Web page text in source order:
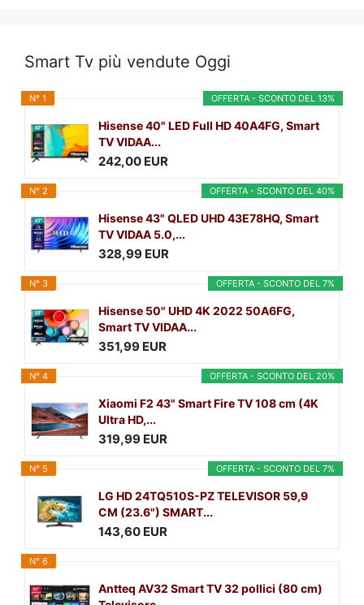
Smart Tv più vendute Oggi
OFFERTA - SCONTO DEL 13%
N° 1
Hisense 40" LED Full HD 40A4FG, Smart
TV VIDAA...
242,00 EUR
OFFERTA - SCONTO DEL 40%
N° 2
Hisense 43" QLED UHD 43E78HQ, Smart
TV VIDAA 5.0,...
328,99 EUR
OFFERTA - SCONTO DEL 7%
N° 3
Hisense 50" UHD 4K 2022 50A6FG,
Smart TV VIDAA...
351,99 EUR
OFFERTA - SCONTO DEL 20%
N° 4
Xiaomi F2 43" Smart Fire TV 108 cm (4K
Ultra HD,...
319,99 EUR
OFFERTA - SCONTO DEL 7%
N° 5
LG HD 24TQ510S-PZ TELEVISOR 59,9
CM (23.6") SMART...
143,60 EUR
N° 6
Antteq AV32 Smart TV 32 pollici (80 cm)